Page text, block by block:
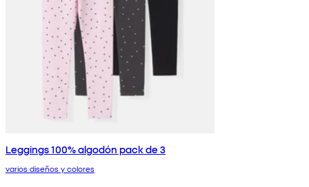
Leggings 100% algodón pack de 3
varios diseños y colores